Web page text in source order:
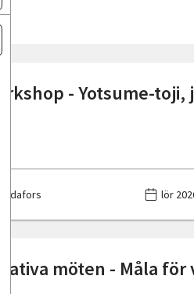
- Yotsume-
Bodafors lör
möten - Måla